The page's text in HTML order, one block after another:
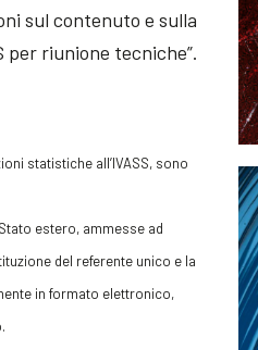
sul contenuto e sulla
per riunione tecniche”.
statistiche all’IVASS, sono
estero, ammesse ad
del referente unico e la
in formato elettronico,